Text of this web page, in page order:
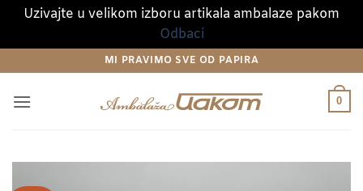
Uzivajte u velikom izboru artikala ambalaze pakom
Odbaci
na
sadržaj
MI PRAVIMO SVE OD PAPIRA
0